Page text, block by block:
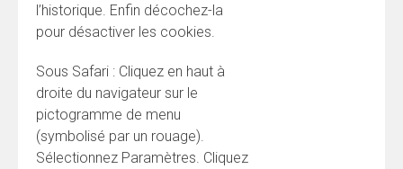
l’historique. Enfin décochez-la
pour désactiver les cookies.
Sous Safari : Cliquez en haut à
droite du navigateur sur le
pictogramme de menu
(symbolisé par un rouage).
Sélectionnez Paramètres. Cliquez